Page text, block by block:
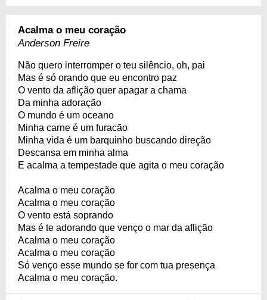
Acalma o meu coração
Anderson Freire
Não quero interromper o teu silêncio, oh, pai
Mas é só orando que eu encontro paz
O vento da aflição quer apagar a chama
Da minha adoração
O mundo é um oceano
Minha carne é um furacão
Minha vida é um barquinho buscando direção
Descansa em minha alma
E acalma a tempestade que agita o meu coração
Acalma o meu coração
Acalma o meu coração
O vento está soprando
Mas é te adorando que venço o mar da aflição
Acalma o meu coração
Acalma o meu coração
Só venço esse mundo se for com tua presença
Acalma o meu coração.